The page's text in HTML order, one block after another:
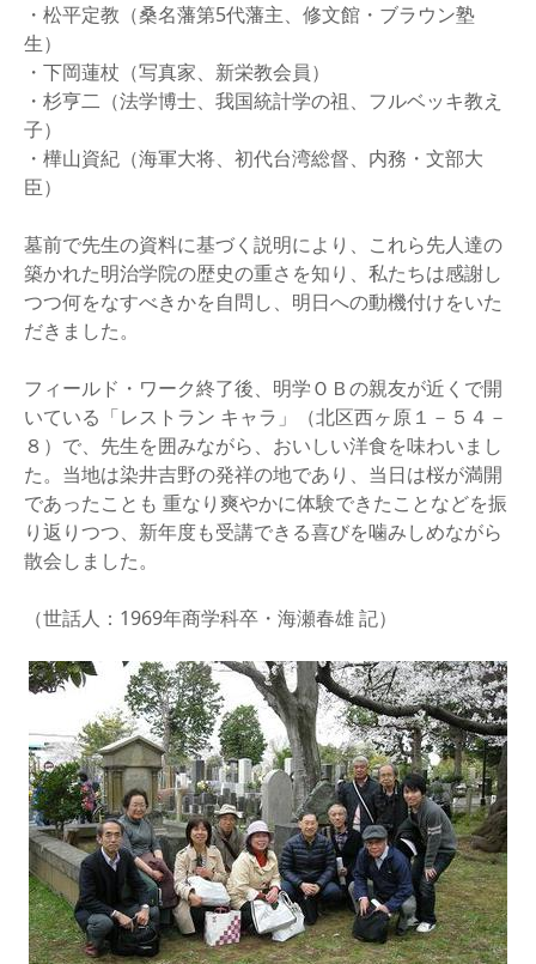
・松平定教（桑名藩第5代藩主、修文館・ブラウン塾
生）
・下岡蓮杖（写真家、新栄教会員）
・杉亨二（法学博士、我国統計学の祖、フルベッキ教え
子）
・樺山資紀（海軍大将、初代台湾総督、内務・文部大
臣）
墓前で先生の資料に基づく説明により、これら先人達の
築かれた明治学院の歴史の重さを知り、私たちは感謝し
つつ何をなすべきかを自問し、明日への動機付けをいた
だきました。
フィールド・ワーク終了後、明学ＯＢの親友が近くで開
いている「レストラン キャラ」（北区西ヶ原１－５４－
８）で、先生を囲みながら、おいしい洋食を味わいまし
た。当地は染井吉野の発祥の地であり、当日は桜が満開
であったことも 重なり爽やかに体験できたことなどを振
り返りつつ、新年度も受講できる喜びを噛みしめながら
散会しました。
（世話人：1969年商学科卒・海瀬春雄 記）